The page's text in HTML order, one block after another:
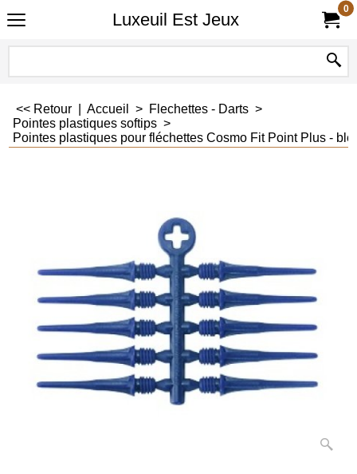
Luxeuil Est Jeux
0
<< Retour Accueil > Flechettes - Darts >
Pointes plastiques softips >
Pointes plastiques pour fléchettes Cosmo Fit Point Plus -